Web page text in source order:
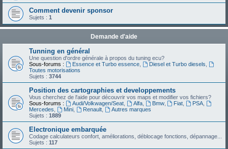
Comment devenir sponsor
Sujets : 1
Demande d'aide
Tunning en général
Une question d'ordre générale à propos du tuning ecu?
Sous-forums :
Essence et Turbo essence, Diesel et Turbo diesels
Toutes motorisations
Sujets : 3744
Position des cartographies et developpements
Vous cherchez de l'aide pour découvrir vos maps et modifier vos fichiers?
Sous-forums :
Audi/Volkwagen/Seat, Alfa, Bmw, Fiat PSA
Mercedes
Mini, Renault,
Autres marques
Sujets : 1889
Electronique embarquée
Codage calculateurs confort, améliorations, déblocage fonctions, dépannage...
Sujets : 117